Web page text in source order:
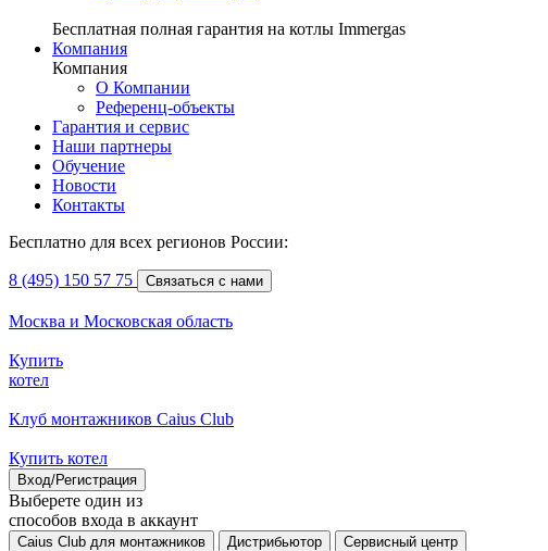
Бесплатная полная гарантия на котлы Immergas
Компания
Компания
О Компании
Референц-объекты
Гарантия и сервис
Наши партнеры
Обучение
Новости
Контакты
Бесплатно для всех регионов России:
8 (495) 150 57 75 Связаться с нами
Москва и Московская область
Купить
котел
Клуб монтажников Caius Club
Купить котел
Вход/Регистрация
Выберете один из
способов входа в аккаунт
Caius Club для монтажников Дистрибьютор Сервисный центр